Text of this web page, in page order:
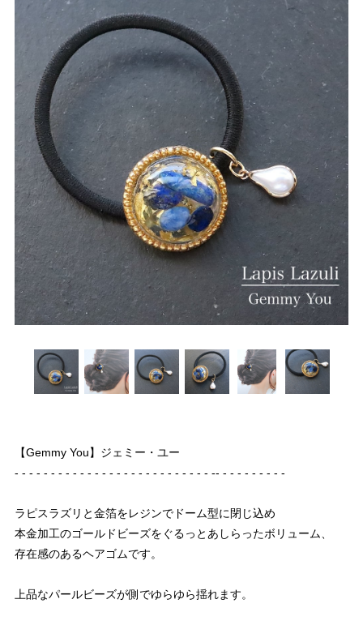
【Gemmy You】ジェミー・ユー
- - - - - - - - - - - - - - - - - - - - - - - - - - - -- - - - - - - - - -
ラピスラズリと金箔をレジンでドーム型に閉じ込め
本金加工のゴールドビーズをぐるっとあしらったボリューム、
存在感のあるヘアゴムです。
上品なパールビーズが側でゆらゆら揺れます。